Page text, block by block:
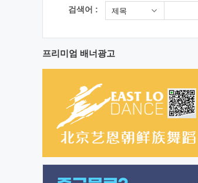
검색어 : 제목
프리미엄 배너광고